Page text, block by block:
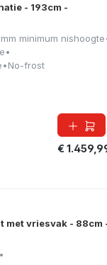
- 193cm -
minimum nishoogte
•
•No-frost
€
met vriesvak - 88cm
•